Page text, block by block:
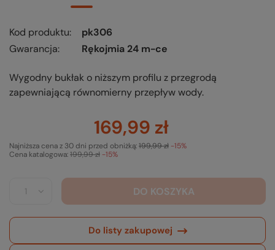
Kod produktu
pk306
Gwarancja
Rękojmia 24 m-ce
Wygodny bukłak o niższym profilu z przegrodą
zapewniającą równomierny przepływ wody.
169,99 zł
Cena katalogowa:199,99 zł -15%
Najniższa cena z 30 dni przed obniżką:199,99 zł -15%
DO KOSZYKA
Do listy zakupowej